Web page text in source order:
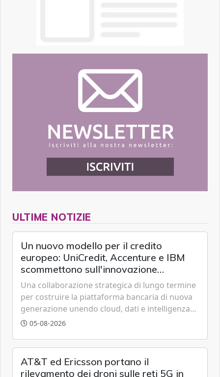
ULTIME NOTIZIE
Un nuovo modello per il credito
europeo: UniCredit, Accenture e IBM
scommettono sull'innovazione
tecnologica
Una collaborazione strategica di lungo termine
per costruire la piattaforma bancaria di nuova
generazione unendo cloud, dati e intelligenza
artificiale.
05-08-2026
AT&T ed Ericsson portano il
rilevamento dei droni sulle reti 5G in